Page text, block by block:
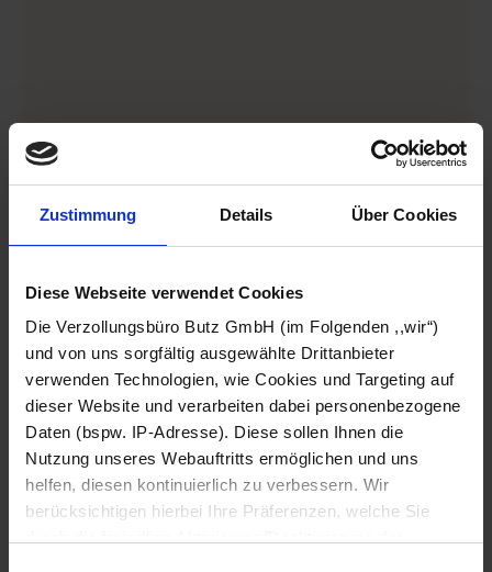
Zustimmung Details Über Cookies
Diese Webseite verwendet Cookies
Die Verzollungsbüro Butz GmbH (im Folgenden ,,wir“)
und von uns sorgfältig ausgewählte Drittanbieter
verwenden Technologien, wie Cookies und Targeting auf
dieser Website und verarbeiten dabei personenbezogene
Daten (bspw. IP-Adresse). Diese sollen Ihnen die
Nutzung unseres Webauftritts ermöglichen und uns
helfen, diesen kontinuierlich zu verbessern. Wir
berücksichtigen hierbei Ihre Präferenzen, welche Sie
Bankgarantie für den Außenhandel
Überblick
Bankgarantie ist immer ein zugrundeliegendes
Handelsgeschäft – in der Regel unter Verwendung
der entsprechendenIncoterms– zwischen dem
Exporteur und dem Importeur. Je nach Garantieart
übernimmt der Exporteur oder der Importeur die
Rolle des Auftraggebers. Bei Anzahlungs- und
Liefergarantien ist dies in der Regel der Exporteur;
die Zahlungsgarantie hingegen stellt den Importeur
in die Position des Auftraggebers.